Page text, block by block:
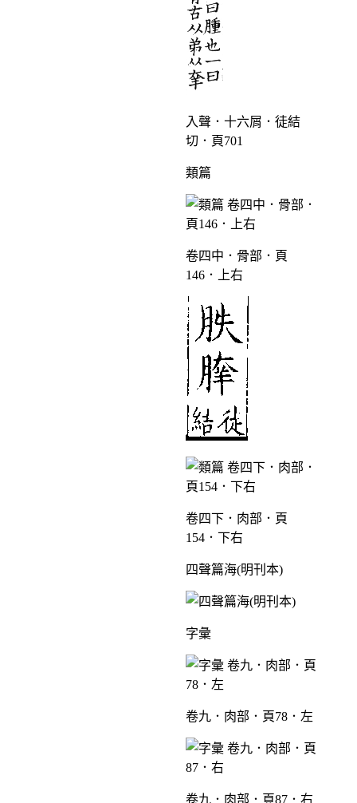
入聲．十六屑．徒結
切．頁701
類篇
卷四中．骨部．頁
146．上右
卷四下．肉部．頁
154．下右
四聲篇海(明刊本)
字彙
卷九．肉部．頁78．左
卷九．肉部．頁87．右